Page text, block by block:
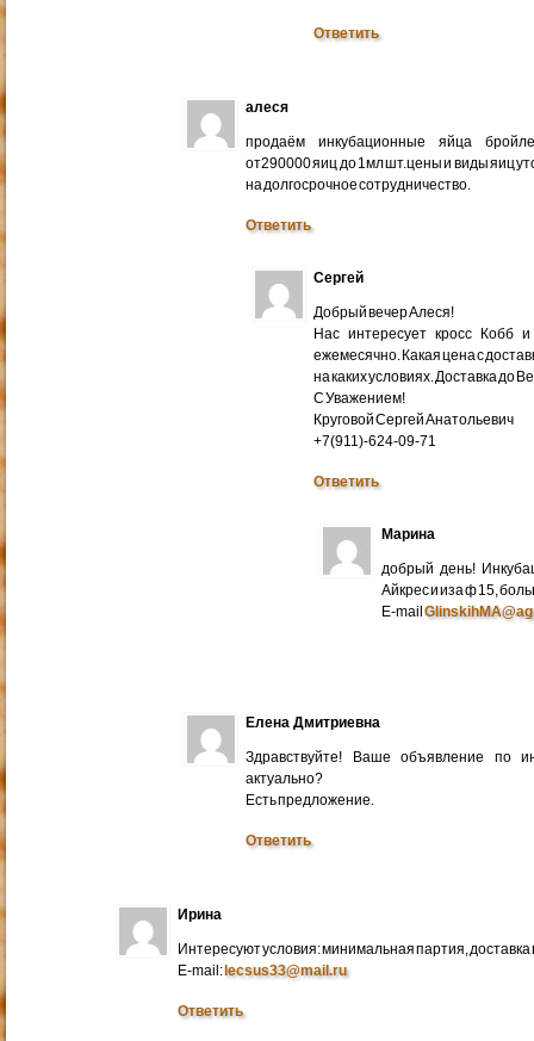
Ответить
алеся
продаём инкубационные яйца
от290000 яиц до 1мл шт.цены и виды яиц
на долгосрочное сотрудничество.
Ответить
Сергей
Добрый вечер Алеся!
Нас интересует кросс Кобб
ежемесячно. Какая цена с
на каких условиях. Доставка до
С Уважением!
Круговой Сергей Анатольевич
+7(911)-624-09-71
Ответить
Марина
добрый день!
Айкрес и иза ф 15,
E-mail
Елена Дмитриевна
Здравствуйте! Ваше объявление по
актуально?
Есть предложение.
Ответить
Ирина
Интересуют условия: минимальная партия, доставка
E-mail:lecsus33@mail.ru
Ответить